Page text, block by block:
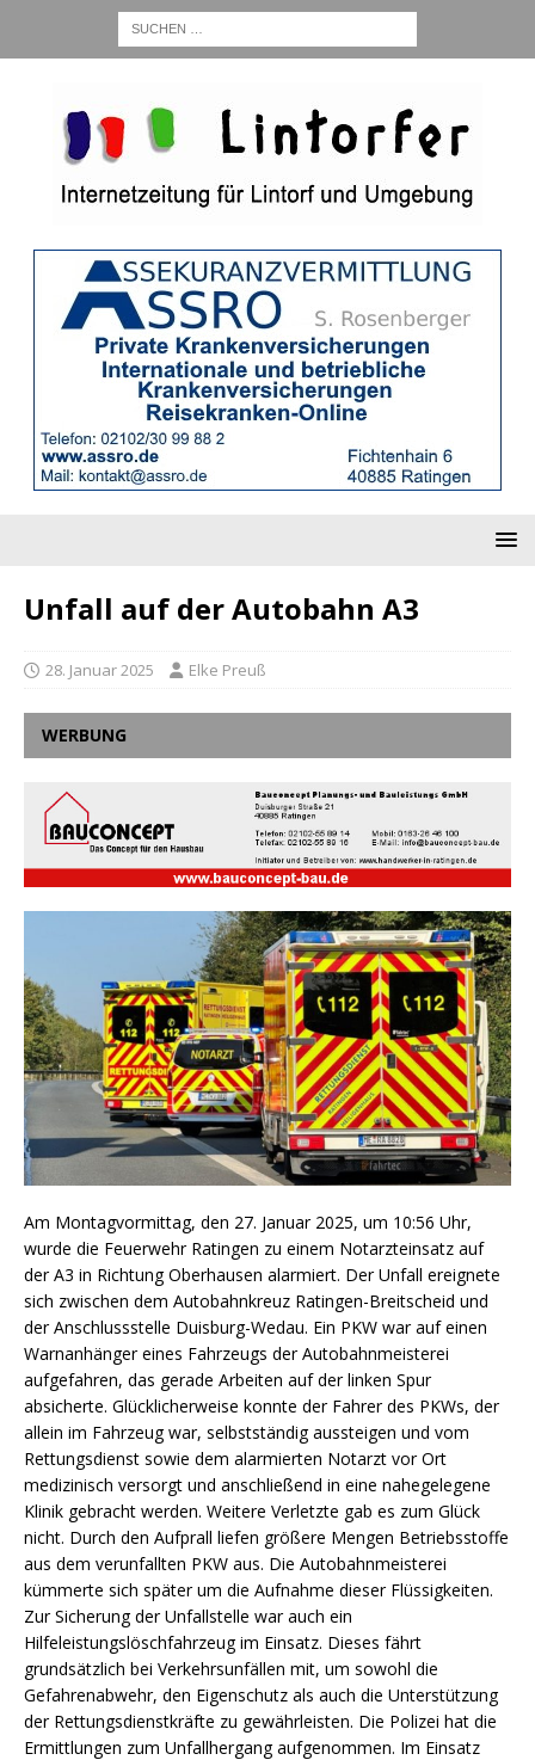
Unfall auf der Autobahn A3
28. Januar 2025 Elke Preuß
WERBUNG
Am Montagvormittag, den 27. Januar 2025, um 10:56 Uhr,
wurde die Feuerwehr Ratingen zu einem Notarzteinsatz auf
der A3 in Richtung Oberhausen alarmiert. Der Unfall ereignete
sich zwischen dem Autobahnkreuz Ratingen-Breitscheid und
der Anschlussstelle Duisburg-Wedau. Ein PKW war auf einen
Warnanhänger eines Fahrzeugs der Autobahnmeisterei
aufgefahren, das gerade Arbeiten auf der linken Spur
absicherte. Glücklicherweise konnte der Fahrer des PKWs, der
allein im Fahrzeug war, selbstständig aussteigen und vom
Rettungsdienst sowie dem alarmierten Notarzt vor Ort
medizinisch versorgt und anschließend in eine nahegelegene
Klinik gebracht werden. Weitere Verletzte gab es zum Glück
nicht. Durch den Aufprall liefen größere Mengen Betriebsstoffe
aus dem verunfallten PKW aus. Die Autobahnmeisterei
kümmerte sich später um die Aufnahme dieser Flüssigkeiten.
Zur Sicherung der Unfallstelle war auch ein
Hilfeleistungslöschfahrzeug im Einsatz. Dieses fährt
grundsätzlich bei Verkehrsunfällen mit, um sowohl die
Gefahrenabwehr, den Eigenschutz als auch die Unterstützung
der Rettungsdienstkräfte zu gewährleisten. Die Polizei hat die
Ermittlungen zum Unfallhergang aufgenommen. Im Einsatz